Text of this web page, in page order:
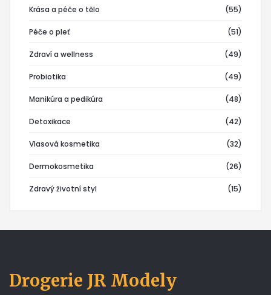
Krása a péče o tělo (55)
Péče o pleť (51)
Zdraví a wellness (49)
Probiotika (49)
Manikúra a pedikúra (48)
Detoxikace (42)
Vlasová kosmetika (32)
Dermokosmetika (26)
Zdravý životní styl (15)
Drogerie JR Modely